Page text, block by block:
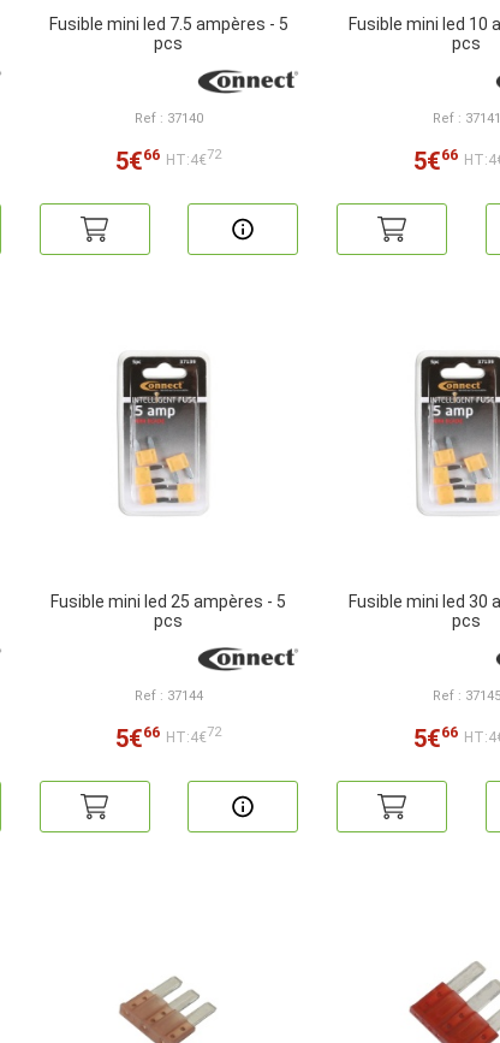
Fusible mini led 7.5 ampères - 5
pcs
Ref : 37140
5€66 HT:4€72
Fusible mini led 10
pcs
Ref : 37141
5€66
Fusible mini led 25 ampères - 5
pcs
Ref : 37144
5€66 HT:4€72
Fusible mini led 30
pcs
Ref : 37145
5€66